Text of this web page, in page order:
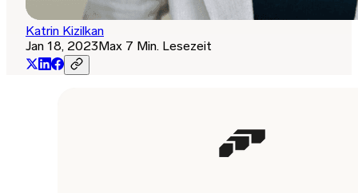
Katrin Kizilkan
Jan 18, 2023Max 7 Min. Lesezeit